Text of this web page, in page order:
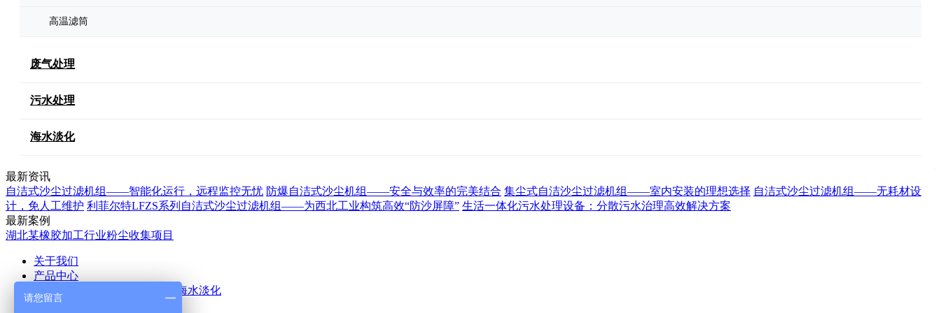
高温滤筒
废气处理
污水处理
海水淡化
最新资讯
自洁式沙尘过滤机组——智能化运行，远程监控无忧 防爆自洁式沙尘机组——安全与效率的完美结合 集尘式自洁沙尘过滤机组——室内安装的理想选择 自洁式沙尘过滤机组——无耗材设
计，免人工维护 利菲尔特LFZS系列自洁式沙尘过滤机组——为西北工业构筑高效“防沙屏障” 生活一体化污水处理设备：分散污水治理高效解决方案
最新案例
湖北某橡胶加工行业粉尘收集项目
关于我们
产品中心
空气除尘
海水淡化
应用案例
请您留言